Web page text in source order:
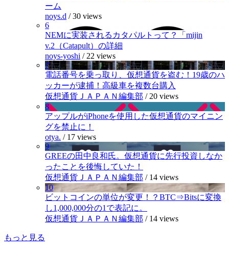
ーム
noys.d /30 views
6
NEMに実装されるカタパルトって？「mijin
v.2（Catapult）の詳細
noys-yoshi / 22 views
7
電話番号を乗っ取り、仮想通貨を盗む！19歳のハ
ッカーが逮捕！高級車を複数台購入
仮想通貨ＪＡＰＡＮ編集部 / 20 views
8
アップルがiPhoneを使用した仮想通貨のマイニン
グを禁止に！
otya. / 17 views
9
GREEの田中良和氏。仮想通貨に先行投資しなか
ったことを後悔していた！
仮想通貨ＪＡＰＡＮ編集部 / 14 views
10
ビットコインの単位が変更！？BTC⇒Bitsに変換
し1,000,000分の1で表記に。
仮想通貨ＪＡＰＡＮ編集部 / 14 views
もっと見る